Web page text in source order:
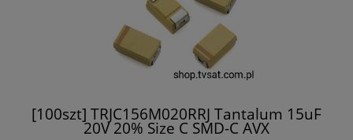
[100szt] TRJC156M020RRJ Tantalum 15uF
20V 20% Size C SMD-C AVX